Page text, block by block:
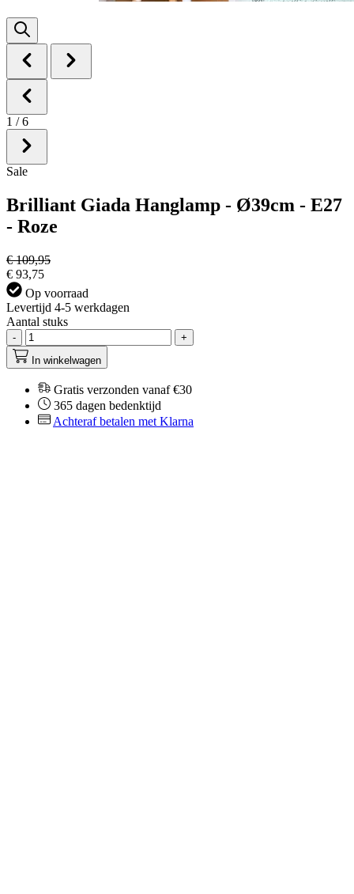
1 / 6
Sale
Brilliant Giada Hanglamp - Ø39cm - E27
- Roze
€ 109,95
€ 93,75
Op voorraad
Levertijd 4-5 werkdagen
Aantal stuks
-
+
In winkelwagen
Gratis verzonden vanaf €30
365 dagen bedenktijd
Achteraf betalen met Klarna